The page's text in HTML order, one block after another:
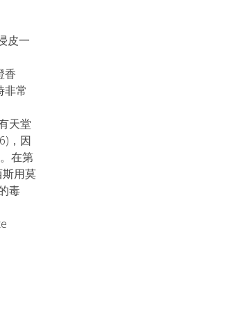
皮一
香
非常
天堂
，因
在第
用莫
毒